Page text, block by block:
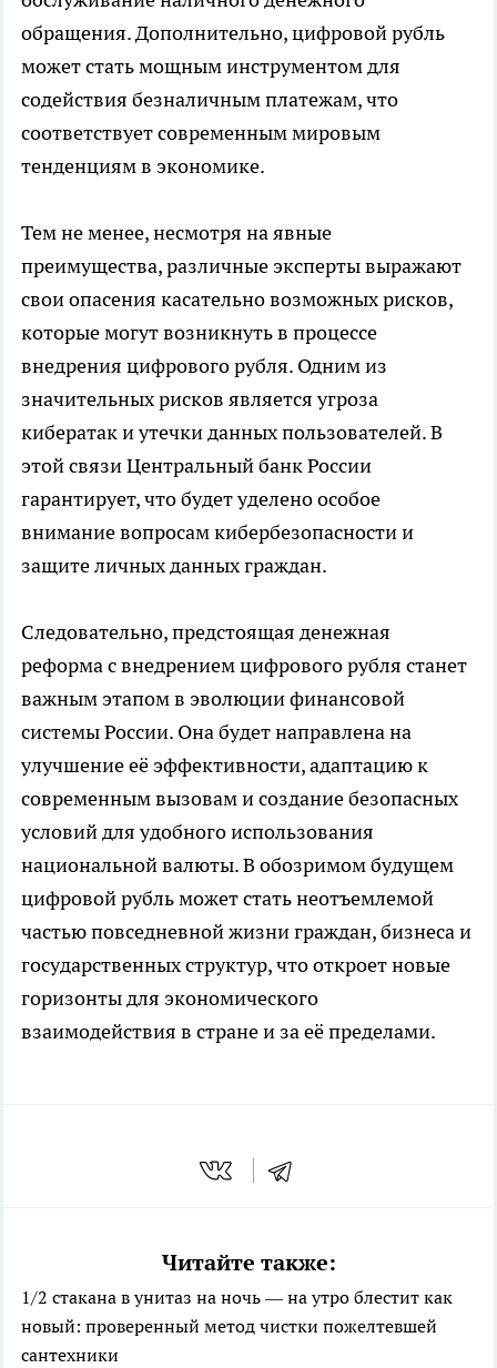
обращения. Дополнительно, цифровой рубль
может стать мощным инструментом для
содействия безналичным платежам, что
соответствует современным мировым
тенденциям в экономике.
Тем не менее, несмотря на явные
преимущества, различные эксперты выражают
свои опасения касательно возможных рисков,
которые могут возникнуть в процессе
внедрения цифрового рубля. Одним из
значительных рисков является угроза
кибератак и утечки данных пользователей. В
этой связи Центральный банк России
гарантирует, что будет уделено особое
внимание вопросам кибербезопасности и
защите личных данных граждан.
Следовательно, предстоящая денежная
реформа с внедрением цифрового рубля станет
важным этапом в эволюции финансовой
системы России. Она будет направлена на
улучшение её эффективности, адаптацию к
современным вызовам и создание безопасных
условий для удобного использования
национальной валюты. В обозримом будущем
цифровой рубль может стать неотъемлемой
частью повседневной жизни граждан, бизнеса и
государственных структур, что откроет новые
горизонты для экономического
взаимодействия в стране и за её пределами.
Читайте также:
1/2 стакана в унитаз на ночь — на утро блестит как
новый: проверенный метод чистки пожелтевшей
сантехники